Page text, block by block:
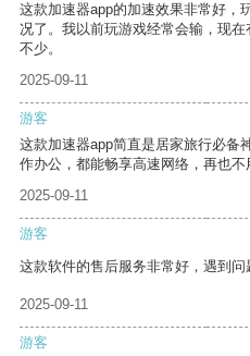
这款加速器app的加速效果非常好，
况了。我以前玩游戏经常会输，现
不少。
2025-09-11
游客
这款加速器app简直是居家旅行必备
作办公，都能畅享高速网络，再也不
2025-09-11
游客
这款软件的售后服务非常好，遇到问
2025-09-11
游客